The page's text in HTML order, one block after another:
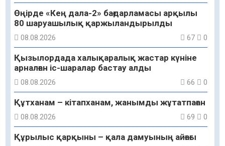
Өңірде «Кең дала-2» бағдарламасы арқылы
80 шаруашылық қаржыландырылды
08.08.2026 67 0
Қызылордада халықаралық жастар күніне
арналған іс-шаралар бастау алды
08.08.2026 66 0
Құтханам – кітапханам, жанымды жұтатпаған
08.08.2026 69 0
Құрылыс қарқыны – қала дамуының айғағы